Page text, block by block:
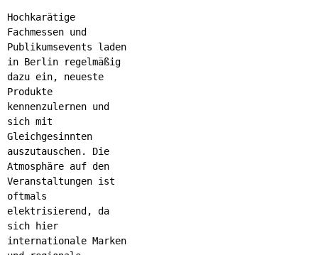
Hochkarätige
Fachmessen und
Publikumsevents laden
in Berlin regelmäßig
dazu ein, neueste
Produkte
kennenzulernen und
sich mit
Gleichgesinnten
auszutauschen. Die
Atmosphäre auf den
Veranstaltungen ist
oftmals
elektrisierend, da
sich hier
internationale Marken